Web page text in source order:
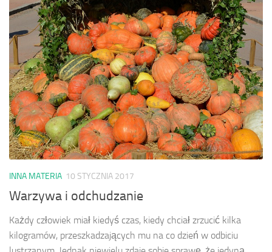
INNA MATERIA 10 STYCZNIA 2017
Warzywa i odchudzanie
Każdy człowiek miał kiedyś czas, kiedy chciał zrzucić kilka
kilogramów, przeszkadzających mu na co dzień w odbiciu